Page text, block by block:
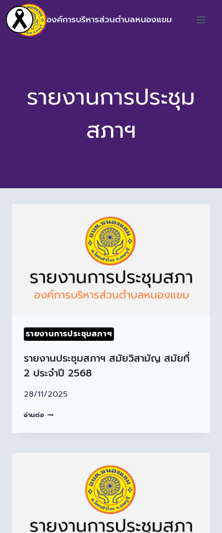
องค์การบริหารส่วนตำบลหนองแขม
รายงานการประชุม
สภาฯ
รายงานการประชุมสภาฯ
รายงานประชุมสภาฯ สมัยวิสามัญ สมัยที่
2 ประจำปี 2568
28/11/2025
อ่านต่อ